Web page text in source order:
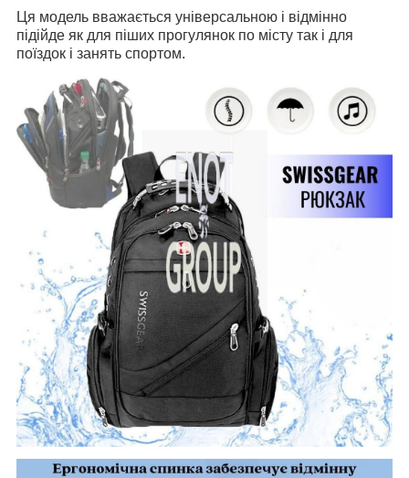
Ця модель вважається універсальною і відмінно
підійде як для піших прогулянок по місту так і для
поїздок і занять спортом.